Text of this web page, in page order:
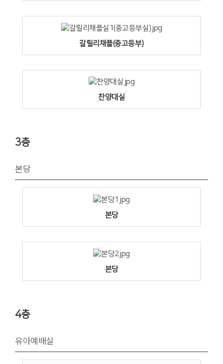
갈릴리채플(중고등부)
찬양대실
3층
본당
본당
본당
4층
유아예배실